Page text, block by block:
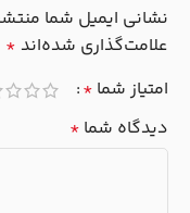
نشانی ایمیل شما
علامت‌گذاری شده‌اند *
امتیاز شما *
دیدگاه شما *